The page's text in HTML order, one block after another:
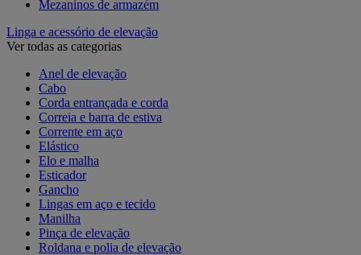
Mezaninos de armazém
Linga e acessório de elevação
Ver todas as categorias
Anel de elevação
Cabo
Corda entrançada e corda
Correia e barra de estiva
Corrente em aço
Elástico
Elo e malha
Esticador
Gancho
Lingas em aço e tecido
Manilha
Pinça de elevação
Roldana e polia de elevação